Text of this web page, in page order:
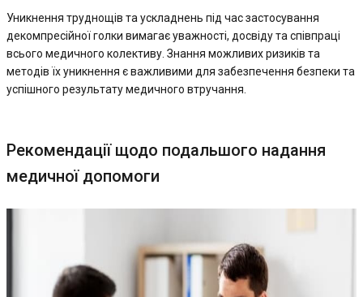
Уникнення труднощів та ускладнень під час застосування
декомпресійної голки вимагає уважності, досвіду та співпраці
всього медичного колективу. Знання можливих ризиків та
методів їх уникнення є важливими для забезпечення безпеки та
успішного результату медичного втручання.
Рекомендації щодо подальшого надання
медичної допомоги